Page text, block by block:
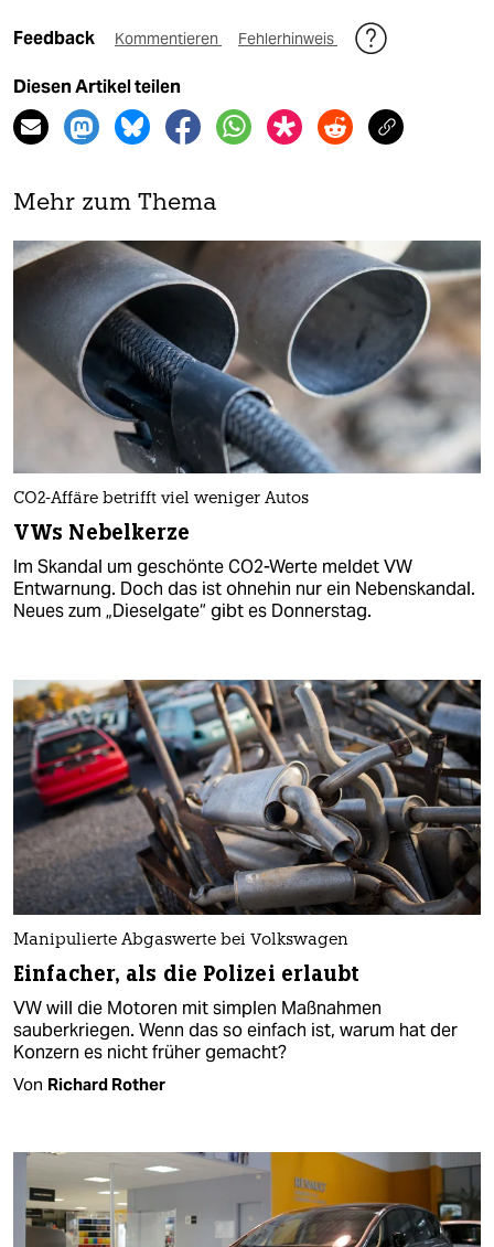
Feedback Kommentieren Fehlerhinweis
Diesen Artikel teilen
Mehr zum Thema
CO2-Affäre betrifft viel weniger Autos
VWs Nebelkerze
Im Skandal um geschönte CO2-Werte meldet VW
Entwarnung. Doch das ist ohnehin nur ein Nebenskandal.
Neues zum „Dieselgate“ gibt es Donnerstag.
Manipulierte Abgaswerte bei Volkswagen
Einfacher, als die Polizei erlaubt
VW will die Motoren mit simplen Maßnahmen
sauberkriegen. Wenn das so einfach ist, warum hat der
Konzern es nicht früher gemacht?
Von Richard Rother